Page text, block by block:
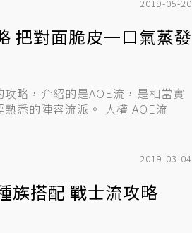
2019-05-20
把對面脆皮一口氣蒸發
略，介紹的是AOE流，是相當實
流派。 人權 AOE流
2019-03-04
族搭配 戰士流攻略